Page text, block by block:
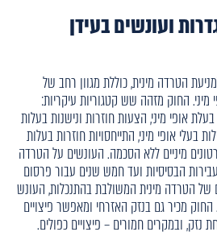
ועונשים בעידן
הטרדה מינית, כוללת מגוון רחב של
מיני. החוק מזהה שש קטגוריות עיקריות:
אופי מיני, הצעות חוזרות ונישנות בעלות
בעלי אופי מיני, התייחסויות חוזרות בעלות
מיניים ללא הסכמה. העונשים על הטרדה
הבסיסיות ועד חמש שנים עבור פרסום
של הטרדה מינית המשולבת בהתנכלות, העונש
מכיר גם בנזק האזרחי ומאפשר פיצויים